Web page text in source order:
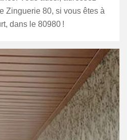
Zinguerie 80, si vous êtes à
dans le 80980 !